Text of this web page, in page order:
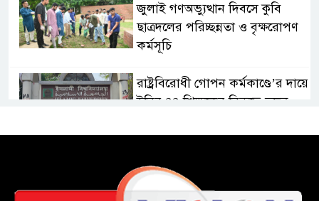
জুলাই গণঅভ্যুত্থান দিবসে কুবি
ছাত্রদলের পরিচ্ছন্নতা ও বৃক্ষরোপণ
কর্মসূচি
রাষ্ট্রবিরোধী গোপন কর্মকাণ্ডে’র দায়ে
ইবির ৪৪ শিক্ষকের বিরুদ্ধে তদন্ত
দিবস উপলক্ষ্যে আলোচনা সভা ও
সংবর্ধনা অনুষ্ঠান অনুষ্ঠিত